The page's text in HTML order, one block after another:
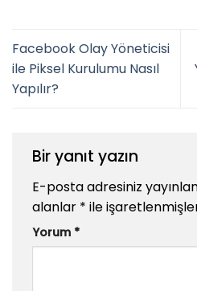
Facebook Olay Yöneticisi
ile Piksel Kurulumu Nasıl
Yapılır?
Bir yanıt yazın
E-posta adresiniz
alanlar * ile
Yorum *